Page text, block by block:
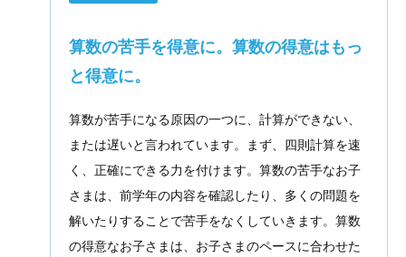
算数の苦手を得意に。算数の得意はもっ
と得意に。
算数が苦手になる原因の一つに、計算ができない、
または遅いと言われています。まず、四則計算を速
く、正確にできる力を付けます。算数の苦手なお子
さまは、前学年の内容を確認したり、多くの問題を
解いたりすることで苦手をなくしていきます。算数
の得意なお子さまは、お子さまのペースに合わせた